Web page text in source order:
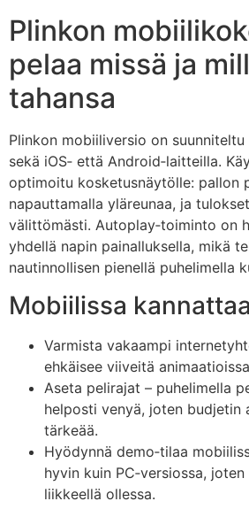
Plinkon
pelaa missä ja
tahansa
Plinkon mobiiliversio on
sekä iOS‑ että Android‑laitteilla.
optimoitu kosketusnäytölle: pallon
napauttamalla yläreunaa, ja
välittömästi. Autoplay‑toiminto on
yhdellä napin painalluksella, mikä
nautinnollisen pienellä puhelimella
Mobiilissa
Varmista vakaampi
ehkäisee viiveitä
Aseta pelirajat – puhelimella
helposti venyä, joten budjetin
tärkeää.
Hyödynnä demo‑tilaa
hyvin kuin PC‑versiossa,
liikkeellä ollessa.